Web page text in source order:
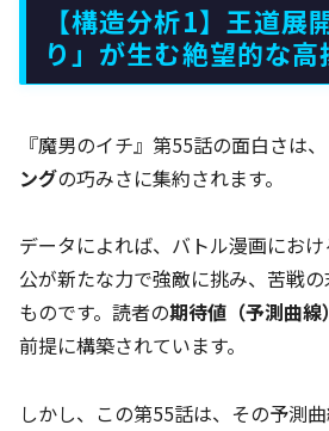
【構造分析1】王道展
り」が生む絶望的な高
『魔男のイチ』第55話の面白さは
ングの巧みさに集約されます。
データによれば、バトル漫画にお
公が新たな力で強敵に挑み、苦戦
ものです。読者の期待値（予測曲線）
前提に構築されています。
しかし、この第55話は、その予測